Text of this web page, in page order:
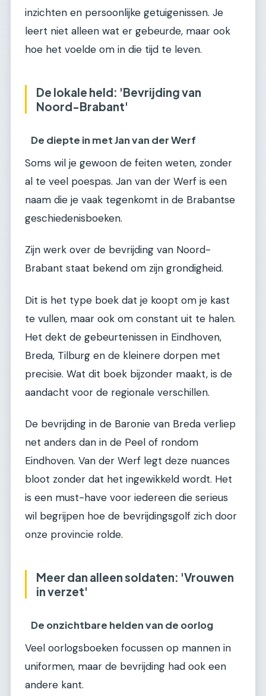
inzichten en persoonlijke getuigenissen. Je
leert niet alleen wat er gebeurde, maar ook
hoe het voelde om in die tijd te leven.
De lokale held: 'Bevrijding van
Noord-Brabant'
De diepte in met Jan van der Werf
Soms wil je gewoon de feiten weten, zonder
al te veel poespas. Jan van der Werf is een
naam die je vaak tegenkomt in de Brabantse
geschiedenisboeken.
Zijn werk over de bevrijding van Noord-
Brabant staat bekend om zijn grondigheid.
Dit is het type boek dat je koopt om je kast
te vullen, maar ook om constant uit te halen.
Het dekt de gebeurtenissen in Eindhoven,
Breda, Tilburg en de kleinere dorpen met
precisie. Wat dit boek bijzonder maakt, is de
aandacht voor de regionale verschillen.
De bevrijding in de Baronie van Breda verliep
net anders dan in de Peel of rondom
Eindhoven. Van der Werf legt deze nuances
bloot zonder dat het ingewikkeld wordt. Het
is een must-have voor iedereen die serieus
wil begrijpen hoe de bevrijdingsgolf zich door
onze provincie rolde.
Meer dan alleen soldaten: 'Vrouwen
in verzet'
De onzichtbare helden van de oorlog
Veel oorlogsboeken focussen op mannen in
uniformen, maar de bevrijding had ook een
andere kant.